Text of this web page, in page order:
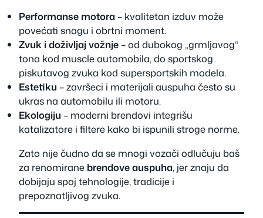
Performanse motora– kvalitetan izduv može
povećati snagu i obrtni moment.
Zvuk i doživljaj vožnje– od dubokog „grmljavog“
tona kod muscle automobila, do sportskog
piskutavog zvuka kod supersportskih modela.
Estetiku – završeci i materijali auspuha često su
ukras na automobilu ili motoru.
Ekologiju – moderni brendovi integrišu
katalizatore i filtere kako bi ispunili stroge norme.
Zato nije čudno da se mnogi vozači odlučuju baš
za renomirane brendove auspuha, jer znaju da
dobijaju spoj tehnologije, tradicije i
prepoznatljivog zvuka.